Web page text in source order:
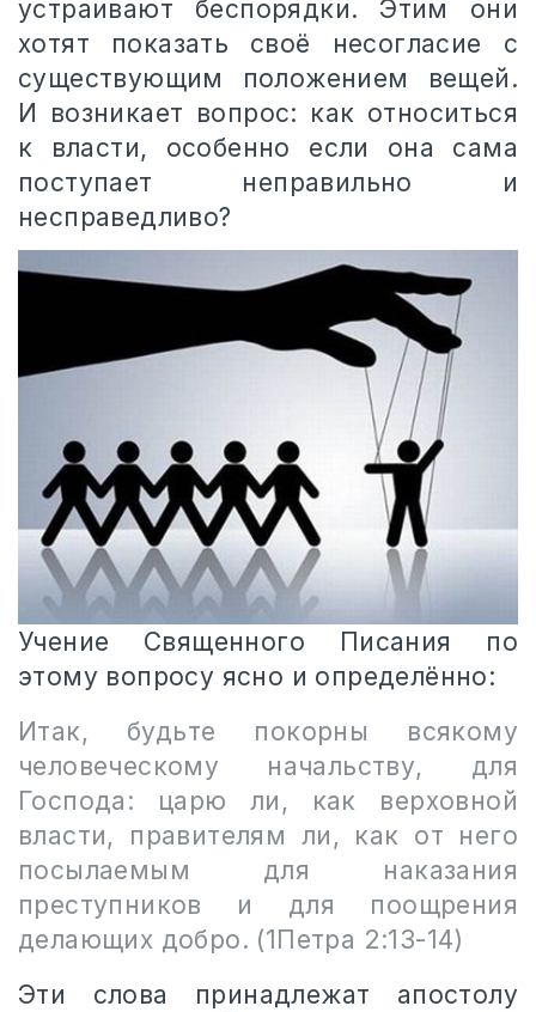
устраивают беспорядки. Этим они
хотят показать своё несогласие с
существующим положением вещей.
И возникает вопрос: как относиться
к власти, особенно если она сама
поступает неправильно и
несправедливо?
Учение Священного Писания по
этому вопросу ясно и определённо:
Итак, будьте покорны всякому
человеческому начальству, для
Господа: царю ли, как верховной
власти, правителям ли, как от него
посылаемым для наказания
преступников и для поощрения
делающих добро. (1Петра 2:13-14)
Эти слова принадлежат апостолу